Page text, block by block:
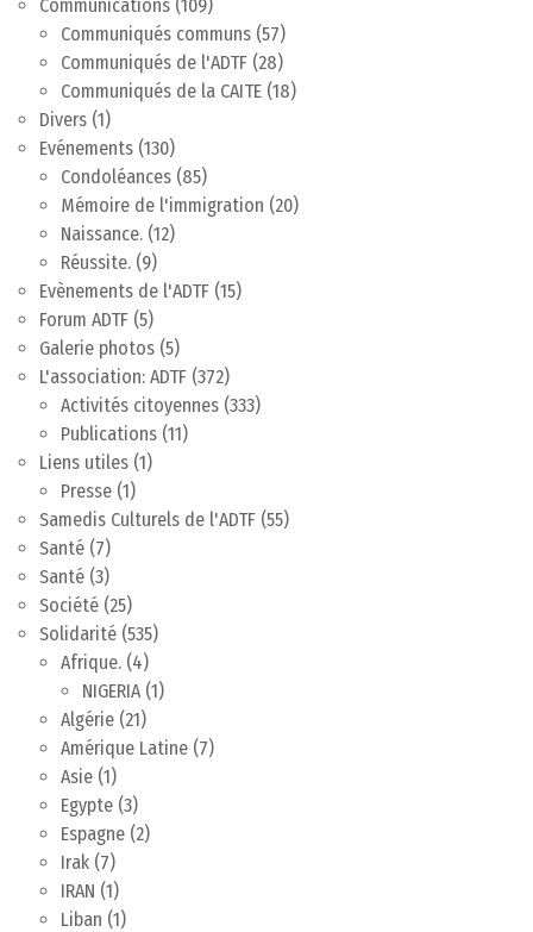
Communications (109)
Communiqués communs (57)
Communiqués de l'ADTF (28)
Communiqués de la CAITE (18)
Divers (1)
Evénements (130)
Condoléances (85)
Mémoire de l'immigration (20)
Naissance. (12)
Réussite. (9)
Evènements de l'ADTF (15)
Forum ADTF (5)
Galerie photos (5)
L'association: ADTF (372)
Activités citoyennes (333)
Publications (11)
Liens utiles (1)
Presse (1)
Samedis Culturels de l'ADTF (55)
Santé (7)
Santé (3)
Société (25)
Solidarité (535)
Afrique. (4)
NIGERIA(1)
Algérie (21)
Amérique Latine (7)
Asie (1)
Egypte (3)
Espagne (2)
Irak (7)
IRAN (1)
Liban (1)